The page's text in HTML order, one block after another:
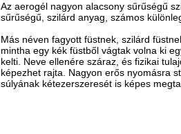
Az aerogél nagyon alacsony sűrűségű
sűrűségű, szilárd anyag, számos
Más néven fagyott füstnek, szilárd
mintha egy kék füstből vágtak volna ki
kelti. Neve ellenére száraz, és fizikai
képezhet rajta. Nagyon erős nyomásra
súlyának kétezerszeresét is képes